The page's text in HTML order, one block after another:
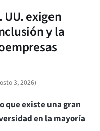
UU. exigen
y la
3, 2026)
que existe una gran
en la mayoría